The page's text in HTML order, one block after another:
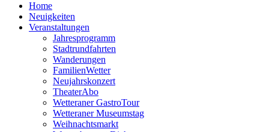
Home
Neuigkeiten
Veranstaltungen
Jahresprogramm
Stadtrundfahrten
Wanderungen
FamilienWetter
Neujahrskonzert
TheaterAbo
Wetteraner GastroTour
Wetteraner Museumstag
Weihnachtsmarkt